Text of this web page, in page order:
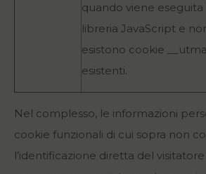
quando viene eseguita
libreria JavaScript e
esistono cookie __utma
esistenti.
Nel complesso, le informazioni
cookie funzionali di cui sopra non
l’identificazione diretta del